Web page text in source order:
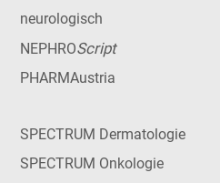
neurologisch
NEPHROScript
PHARMAustria
SPECTRUM Dermatologie
SPECTRUM Onkologie